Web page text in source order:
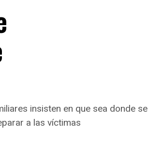
insisten en que sea donde se
a las víctimas